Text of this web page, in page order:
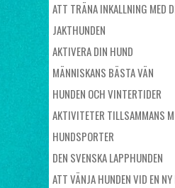
ATT TRÄNA INKALLNING MED
JAKTHUNDEN
AKTIVERA DIN HUND
MÄNNISKANS BÄSTA VÄN
HUNDEN OCH VINTERTIDER
AKTIVITETER TILLSAMMANS
HUNDSPORTER
DEN SVENSKA LAPPHUNDEN
ATT VÄNJA HUNDEN VID EN